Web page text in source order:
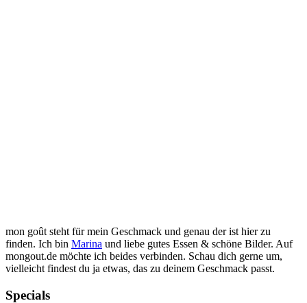
mon goût steht für mein Geschmack und genau der ist hier zu
finden. Ich bin Marina und liebe gutes Essen & schöne Bilder. Auf
mongout.de möchte ich beides verbinden. Schau dich gerne um,
vielleicht findest du ja etwas, das zu deinem Geschmack passt.
Specials